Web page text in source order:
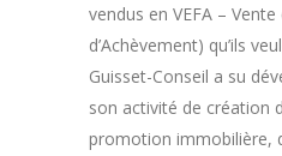
vendus en VEFA –
d’Achèvement) qu’ils
Guisset-Conseil a su
son activité de création
promotion immobilière,